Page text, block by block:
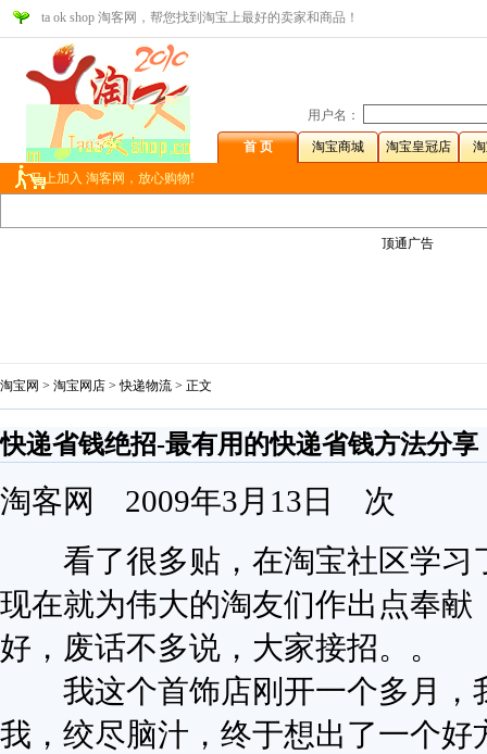
ta ok shop 淘客网，帮您找到淘宝上最好的卖家和商品！
用户名：
首 页 淘宝商城 淘宝皇冠店
马上加入 淘客网，放心购物!
顶通广告
淘宝网 > 淘宝网店 >快递物流 > 正文
快递省钱绝招-最有用的快递省钱方法分享
淘客网 2009年3月13日
次
看了很多贴，在淘宝社区学习
现在就为伟大的淘友们作出点奉
好，废话不多说，大家接招。。
我这个首饰店刚开一个多月，
我，绞尽脑汁，终于想出了一个